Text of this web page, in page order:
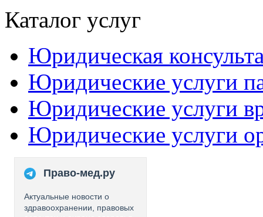
Каталог услуг
Юридическая
Юридические услуги
Юридические услуги
Юридические услуги
Право-мед.ру
Актуальные новости о
здравоохранении, правовых